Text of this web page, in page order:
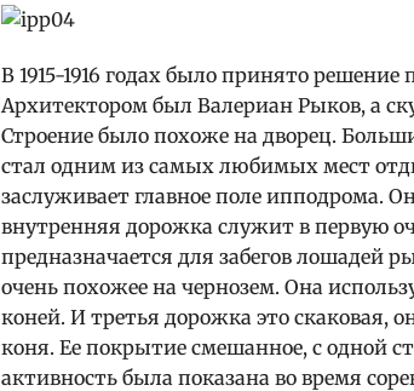
В 1915-1916 годах было принято
Архитектором был Валериан Рыков, а
Строение было похоже на дворец.
стал одним из самых любимых мест
заслуживает главное поле ипподрома.
внутренняя дорожка служит в первую
предназначается для забегов лошадей
очень похожее на чернозем. Она
коней. И третья дорожка это скаковая,
коня. Ее покрытие смешанное, с одной
активность была показана во время